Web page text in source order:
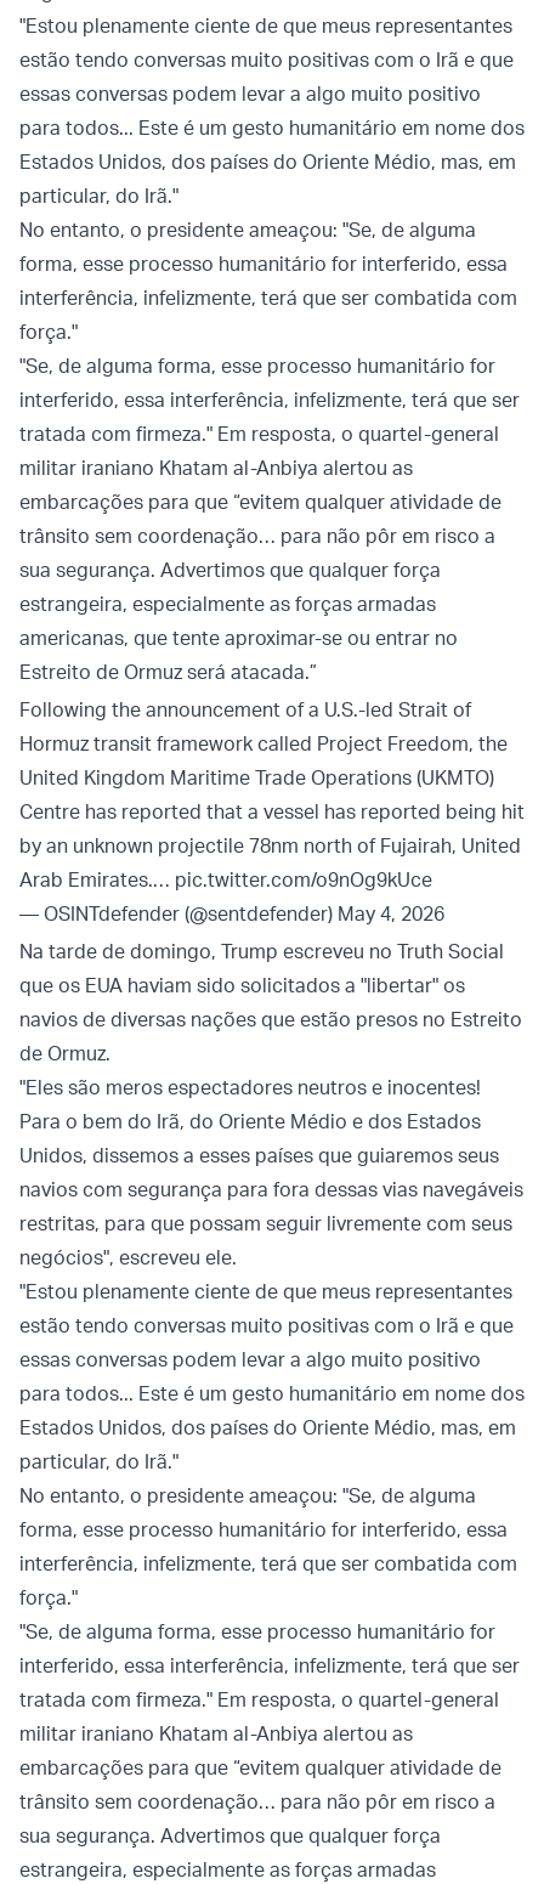
"Estou plenamente ciente de que meus representantes
estão tendo conversas muito positivas com o Irã e que
essas conversas podem levar a algo muito positivo
para todos... Este é um gesto humanitário em nome dos
Estados Unidos, dos países do Oriente Médio, mas, em
particular, do Irã."
No entanto, o presidente ameaçou: "Se, de alguma
forma, esse processo humanitário for interferido, essa
interferência, infelizmente, terá que ser combatida com
força."
"Se, de alguma forma, esse processo humanitário for
interferido, essa interferência, infelizmente, terá que ser
tratada com firmeza." Em resposta, o quartel-general
militar iraniano Khatam al-Anbiya alertou as
embarcações para que “evitem qualquer atividade de
trânsito sem coordenação… para não pôr em risco a
sua segurança. Advertimos que qualquer força
estrangeira, especialmente as forças armadas
americanas, que tente aproximar-se ou entrar no
Estreito de Ormuz será atacada.”
Following the announcement of a U.S.-led Strait of
Hormuz transit framework called Project Freedom, the
United Kingdom Maritime Trade Operations (UKMTO)
Centre has reported that a vessel has reported being hit
by an unknown projectile 78nm north of Fujairah, United
Arab Emirates.… pic.twitter.com/o9nOg9kUce
— OSINTdefender (@sentdefender) May 4, 2026
Na tarde de domingo, Trump escreveu no Truth Social
que os EUA haviam sido solicitados a "libertar" os
navios de diversas nações que estão presos no Estreito
de Ormuz.
"Eles são meros espectadores neutros e inocentes!
Para o bem do Irã, do Oriente Médio e dos Estados
Unidos, dissemos a esses países que guiaremos seus
navios com segurança para fora dessas vias navegáveis
​​restritas, para que possam seguir livremente com seus
negócios", escreveu ele.
"Estou plenamente ciente de que meus representantes
estão tendo conversas muito positivas com o Irã e que
essas conversas podem levar a algo muito positivo
para todos... Este é um gesto humanitário em nome dos
Estados Unidos, dos países do Oriente Médio, mas, em
particular, do Irã."
No entanto, o presidente ameaçou: "Se, de alguma
forma, esse processo humanitário for interferido, essa
interferência, infelizmente, terá que ser combatida com
força."
"Se, de alguma forma, esse processo humanitário for
interferido, essa interferência, infelizmente, terá que ser
tratada com firmeza." Em resposta, o quartel-general
militar iraniano Khatam al-Anbiya alertou as
embarcações para que “evitem qualquer atividade de
trânsito sem coordenação… para não pôr em risco a
sua segurança. Advertimos que qualquer força
estrangeira, especialmente as forças armadas